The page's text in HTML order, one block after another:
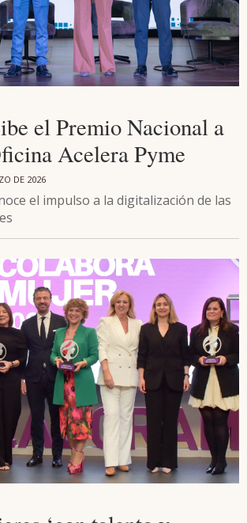
el Premio Nacional a
Acelera Pyme
DE 2026
el impulso a la digitalización de las